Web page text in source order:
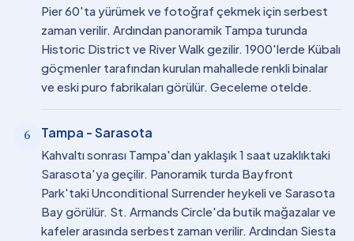
Pier 60'ta yürümek ve fotoğraf çekmek için serbest
zaman verilir. Ardından panoramik Tampa turunda
Historic District ve River Walk gezilir. 1900'lerde Kübalı
göçmenler tarafından kurulan mahallede renkli binalar
ve eski puro fabrikaları görülür. Geceleme otelde.
6 Tampa - Sarasota
Kahvaltı sonrası Tampa'dan yaklaşık 1 saat uzaklıktaki
Sarasota'ya geçilir. Panoramik turda Bayfront
Park'taki Unconditional Surrender heykeli ve Sarasota
Bay görülür. St. Armands Circle'da butik mağazalar ve
kafeler arasında serbest zaman verilir. Ardından Siesta